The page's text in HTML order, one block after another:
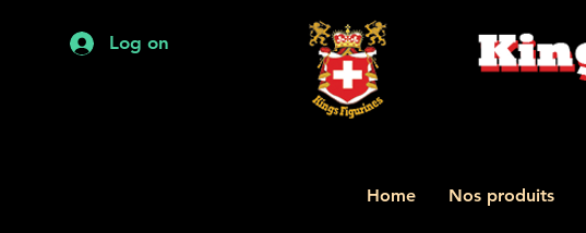
Log on
Home Nos produits